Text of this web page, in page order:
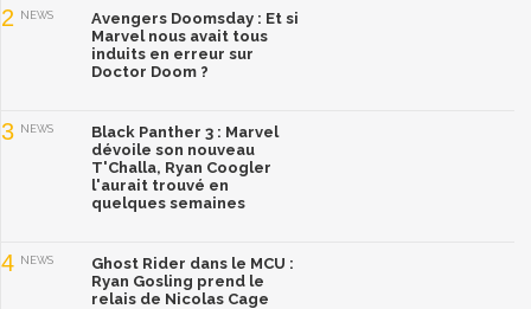
2 NEWS
Avengers Doomsday : Et si
Marvel nous avait tous
induits en erreur sur
Doctor Doom ?
3 NEWS
Black Panther 3 : Marvel
dévoile son nouveau
T'Challa, Ryan Coogler
l'aurait trouvé en
quelques semaines
4 NEWS
Ghost Rider dans le MCU :
Ryan Gosling prend le
relais de Nicolas Cage